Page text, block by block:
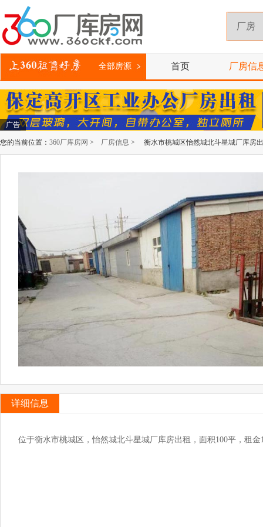
全部房源 首页 厂房信
广告
您的当前位置： 360厂库房网 > 厂房信息 > 衡水市桃城区怡然城北斗星城厂库房
详细信息
位于衡水市桃城区，怡然城北斗星城厂库房出租，面积100平，租